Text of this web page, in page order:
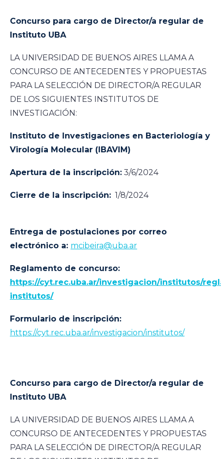
Concurso para cargo de Director/a regular de
Instituto UBA
LA UNIVERSIDAD DE BUENOS AIRES LLAMA A
CONCURSO DE ANTECEDENTES Y PROPUESTAS
PARA LA SELECCIÓN DE DIRECTOR/A REGULAR
DE LOS SIGUIENTES INSTITUTOS DE
INVESTIGACIÓN:
lnstituto de lnvestigaciones en Bacteriología y
Virología Molecular (IBAVIM)
Apertura de la inscripción: 3/6/2024
Cierre de la inscripción: 1/8/2024
Entrega de postulaciones por correo
electrónico a: mcibeira@uba.ar
Reglamento de concurso:
https://cyt.rec.uba.ar/investigacion/institutos/
institutos/
Formulario de inscripción:
https://cyt.rec.uba.ar/investigacion/institutos/
Concurso para cargo de Director/a regular de
Instituto UBA
LA UNIVERSIDAD DE BUENOS AIRES LLAMA A
CONCURSO DE ANTECEDENTES Y PROPUESTAS
PARA LA SELECCIÓN DE DIRECTOR/A REGULAR